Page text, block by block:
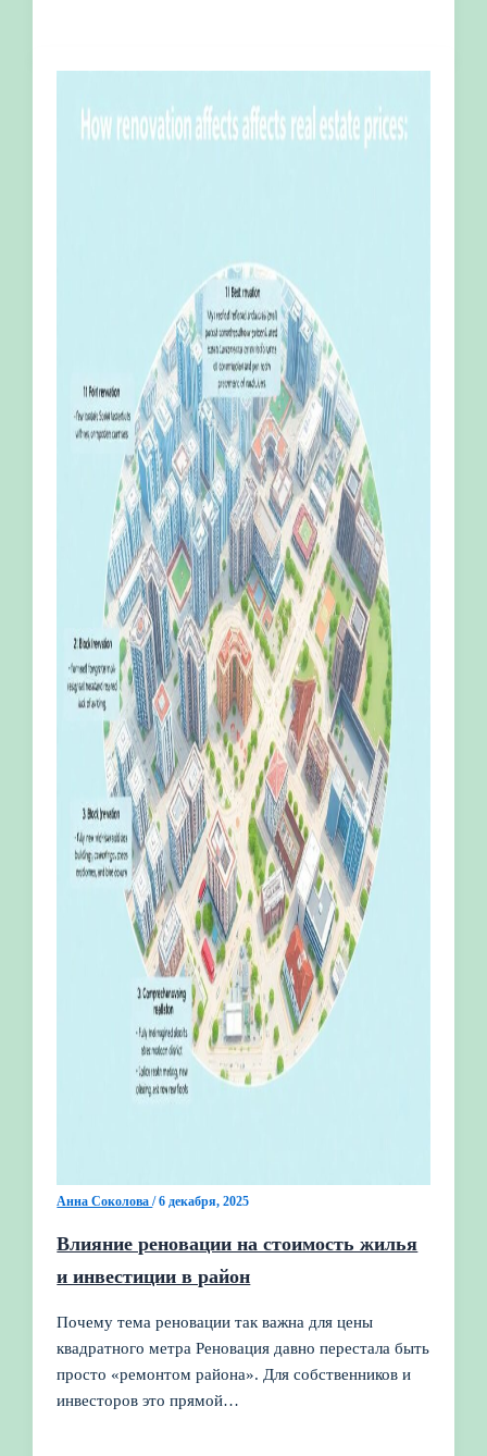
Анна Соколова/6 декабря, 2025
Влияние реновации на стоимость жилья
и инвестиции в район
Почему тема реновации так важна для цены
квадратного метра Реновация давно перестала быть
просто «ремонтом района». Для собственников и
инвесторов это прямой…